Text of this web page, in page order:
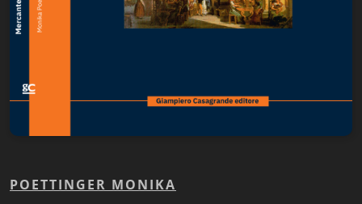
POETTINGER MONIKA
Attualità & Studi
Cymbae
Dibattiti & Documenti